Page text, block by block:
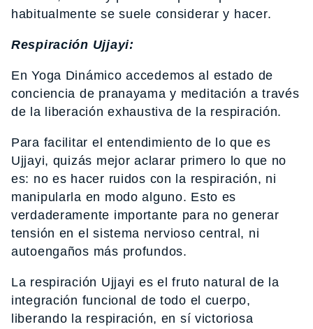
habitualmente se suele considerar y hacer.
Respiración Ujjayi:
En Yoga Dinámico accedemos al estado de
conciencia de pranayama y meditación a través
de la liberación exhaustiva de la respiración.
Para facilitar el entendimiento de lo que es
Ujjayi, quizás mejor aclarar primero lo que no
es: no es hacer ruidos con la respiración, ni
manipularla en modo alguno. Esto es
verdaderamente importante para no generar
tensión en el sistema nervioso central, ni
autoengaños más profundos.
La respiración Ujjayi es el fruto natural de la
integración funcional de todo el cuerpo,
liberando la respiración, en sí victoriosa